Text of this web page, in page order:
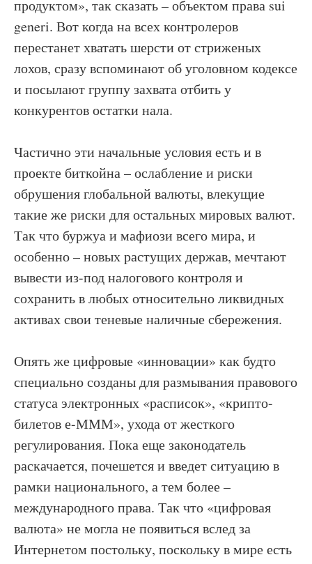
продуктом», так сказать – объектом права sui
generi. Вот когда на всех контролеров
перестанет хватать шерсти от стриженых
лохов, сразу вспоминают об уголовном кодексе
и посылают группу захвата отбить у
конкурентов остатки нала.
Частично эти начальные условия есть и в
проекте биткойна – ослабление и риски
обрушения глобальной валюты, влекущие
такие же риски для остальных мировых валют.
Так что буржуа и мафиози всего мира, и
особенно – новых растущих держав, мечтают
вывести из-под налогового контроля и
сохранить в любых относительно ликвидных
активах свои теневые наличные сбережения.
Опять же цифровые «инновации» как будто
специально созданы для размывания правового
статуса электронных «расписок», «крипто-
билетов е-МММ», ухода от жесткого
регулирования. Пока еще законодатель
раскачается, почешется и введет ситуацию в
рамки национального, а тем более –
международного права. Так что «цифровая
валюта» не могла не появиться вслед за
Интернетом постольку, поскольку в мире есть